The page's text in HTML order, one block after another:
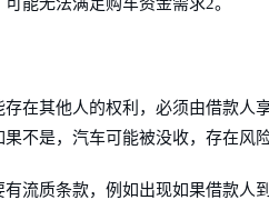
在其他人的权利，必须由借款人
不是，汽车可能被没收，存在风险
流质条款，例如出现如果借款人